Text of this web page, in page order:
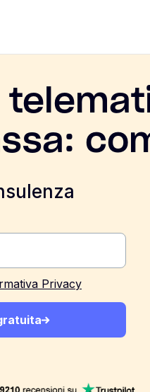
Privacy